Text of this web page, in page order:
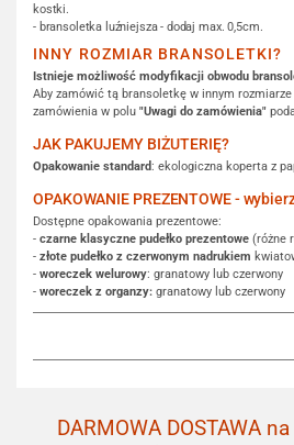
kostki.
- bransoletka luźniejsza - dodaj max. 0,5cm.
INNY ROZMIAR BRANSOLETKI?
Istnieje możliwość modyfikacji obwodu
Aby zamówić tą bransoletkę w innym rozmiarze
zamówienia w polu "Uwagi do zamówienia"
JAK PAKUJEMY BIŻUTERIĘ?
Opakowanie standard: ekologiczna koperta z
OPAKOWANIE PREZENTOWE -
Dostępne opakowania prezentowe:
- czarne klasyczne pudełko prezentowe (różne
- złote pudełko z czerwonym nadrukiem
- woreczek welurowy: granatowy lub czerwony
- woreczek z organzy: granatowy lub czerwony
DARMOWA DOSTAWA